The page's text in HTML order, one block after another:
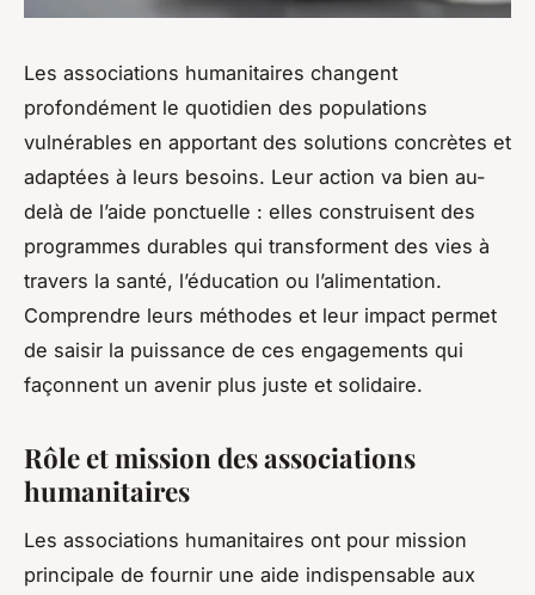
Les associations humanitaires changent
profondément le quotidien des populations
vulnérables en apportant des solutions concrètes et
adaptées à leurs besoins. Leur action va bien au-
delà de l’aide ponctuelle : elles construisent des
programmes durables qui transforment des vies à
travers la santé, l’éducation ou l’alimentation.
Comprendre leurs méthodes et leur impact permet
de saisir la puissance de ces engagements qui
façonnent un avenir plus juste et solidaire.
Rôle et mission des associations
humanitaires
Les associations humanitaires ont pour mission
principale de fournir une aide indispensable aux